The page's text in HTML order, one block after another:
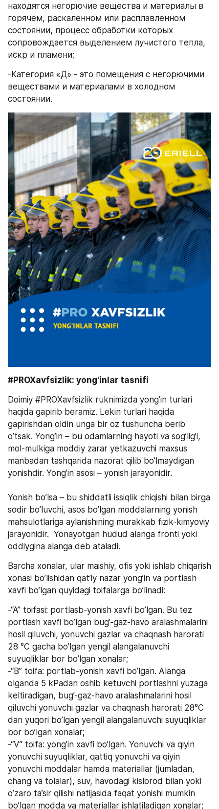
находятся негорючие вещества и материалы в
горячем, раскаленном или расплавленном
состоянии, процесс обработки которых
сопровождается выделением лучистого тепла,
искр и пламени;
-Категория «Д» - это помещения с негорючими
веществами и материалами в холодном
состоянии.
#PROXavfsizlik: yong'inlar tasnifi
Doimiy #PROXavfsizlik ruknimizda yong’in turlari
haqida gapirib beramiz. Lekin turlari haqida
gapirishdan oldin unga bir oz tushuncha berib
o’tsak. Yong’in – bu odamlarning hayoti va sog’lig’i,
mol-mulkiga moddiy zarar yetkazuvchi maxsus
manbadan tashqarida nazorat qilib bo’lmaydigan
yonishdir. Yong’in asosi – yonish jarayonidir.
Yonish bo’lsa – bu shiddatli issiqlik chiqishi bilan birga
sodir bo’luvchi, asos bo’lgan moddalarning yonish
mahsulotlariga aylanishining murakkab fizik-kimyoviy
jarayonidir.  Yonayotgan hudud alanga fronti yoki
oddiygina alanga deb ataladi.
Barcha xonalar, ular maishiy, ofis yoki ishlab chiqarish
xonasi bo’lishidan qat’iy nazar yong’in va portlash
xavfi bo’lgan quyidagi toifalarga bo’linadi:
-“A” toifasi: portlasb-yonish xavfi bo’lgan. Bu tez
portlash xavfi bo’lgan bug’-gaz-havo aralashmalarini
hosil qiluvchi, yonuvchi gazlar va chaqnash harorati
28 °С gacha bo’lgan yengil alangalanuvchi
suyuqliklar bor bo’lgan xonalar;
-“B” toifa: portlab-yonish xavfi bo’lgan. Alanga
olganda 5 kPadan oshib ketuvchi portlashni yuzaga
keltiradigan, bug’-gaz-havo aralashmalarini hosil
qiluvchi yonuvchi gazlar va chaqnash harorati 28°С
dan yuqori bo’lgan yengil alangalanuvchi suyuqliklar
bor bo’lgan xonalar;
-“V” toifa: yong’in xavfi bo’lgan. Yonuvchi va qiyin
yonuvchi suyuqliklar, qattiq yonuvchi va qiyin
yonuvchi moddalar hamda materiallar (jumladan,
chang va tolalar), suv, havodagi kislorod bilan yoki
o’zaro ta’sir qilishi natijasida faqat yonishi mumkin
bo’lgan modda va materiallar ishlatiladigan xonalar;